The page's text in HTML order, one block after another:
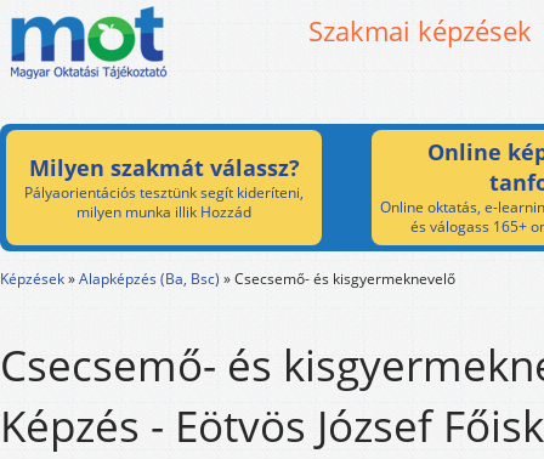
Szakmai képzések
Milyen szakmát válassz?
Pályaorientációs tesztünk segít kideríteni,
milyen munka illik Hozzád
Online
Online oktatás, e-
és válogass 165+
Képzések»Alapképzés (Ba, Bsc) »Csecsemő- és kisgyermeknevelő
Csecsemő- és
Képzés - Eötvös József